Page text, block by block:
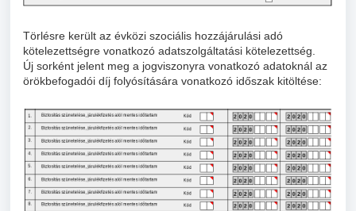
Törlésre került az évközi szociális hozzájárulási adó
kötelezettségre vonatkozó adatszolgáltatási kötelezettség.
Új sorként jelent meg a jogviszonyra vonatkozó adatoknál az
örökbefogadói díj folyósítására vonatkozó időszak kitöltése: